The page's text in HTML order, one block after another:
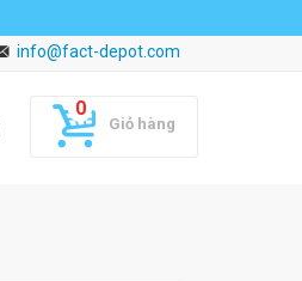
info@fact-depot.com
Giỏ hàng